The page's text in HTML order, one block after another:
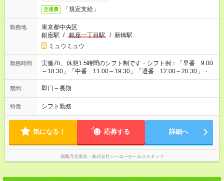
交通費 「規定支給」
勤務地
東京都中央区
銀座駅 / 銀座一丁目駅 / 新橋駅
ミュウミュウ
勤務時間
実働7h、休憩1.5時間のシフト制です・シフト例：「早番 9:00
～18:30」「中番 11:00～19:30」「遅番 12:00～20:30」・店
舗によって異なりますがこちらを参考にして下さい。・お友達
紹介で現金GET！！ご紹介者の方がご勤務して頂いた場合、双
期間 即日～長期
特徴 シフト勤務
気になる！ 応募する 詳細へ
掲載元企業名 株式会社シーエーセールススタッフ